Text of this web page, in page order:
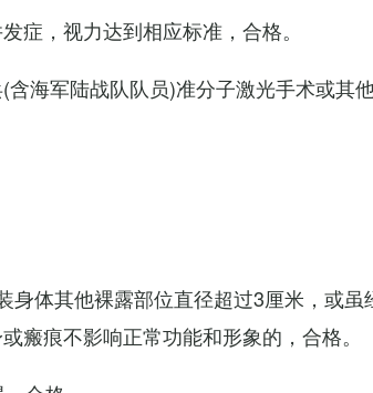
症，视力达到相应标准，合格。
海军陆战队队员)准分子激光手术或其
体其他裸露部位直径超过3厘米，或虽
瘢痕不影响正常功能和形象的，合格。